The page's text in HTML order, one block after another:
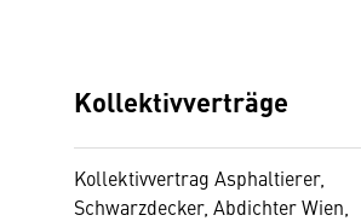
Kollektivverträge
Kollektivvertrag Asphaltierer,
Schwarzdecker, Abdichter Wien,